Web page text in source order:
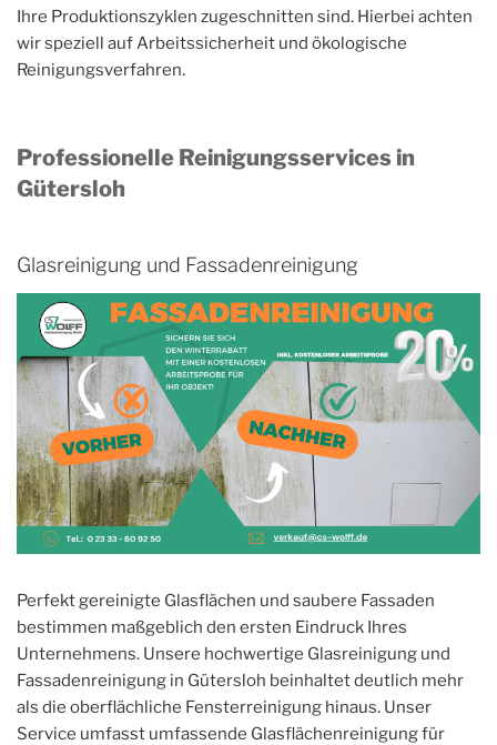
Ihre Produktionszyklen zugeschnitten sind. Hierbei achten
wir speziell auf Arbeitssicherheit und ökologische
Reinigungsverfahren.
Professionelle Reinigungsservices in
Gütersloh
Glasreinigung und Fassadenreinigung
Perfekt gereinigte Glasflächen und saubere Fassaden
bestimmen maßgeblich den ersten Eindruck Ihres
Unternehmens. Unsere hochwertige Glasreinigung und
Fassadenreinigung in Gütersloh beinhaltet deutlich mehr
als die oberflächliche Fensterreinigung hinaus. Unser
Service umfasst umfassende Glasflächenreinigung für